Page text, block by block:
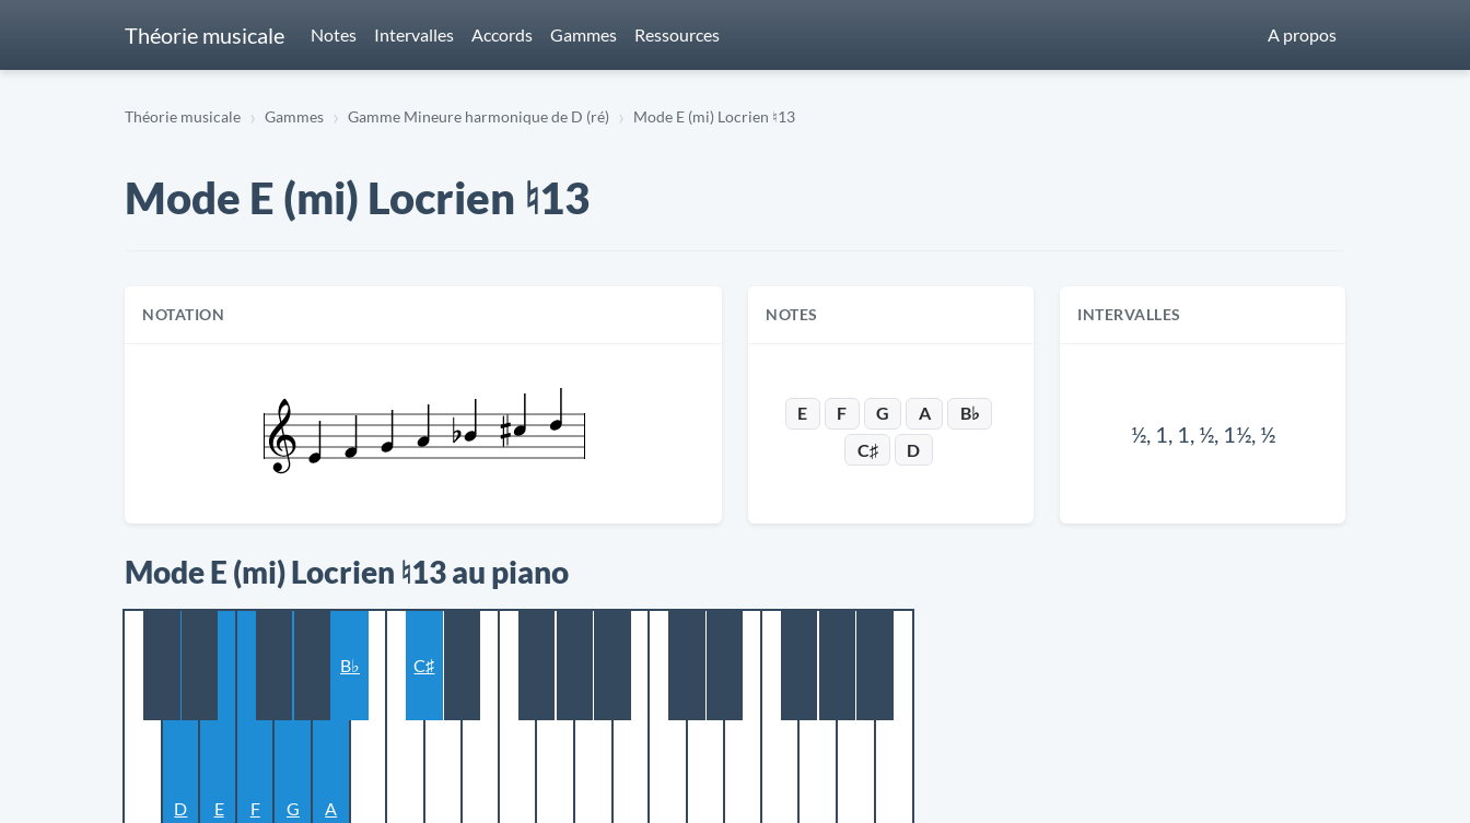
Théorie musicale Notes Intervalles Accords Gammes Ressources A propos
Théorie musicale Gammes Gamme Mineure harmonique de D (ré) Mode E (mi) Locrien ♮13
Mode E (mi) Locrien ♮13
NOTATION NOTES
E F G A
B♭
C♯
D
INTERVALLES
½, 1, 1, ½, 1½, ½
Mode E (mi) Locrien ♮13 au piano
D E F G A
B♭ C♯